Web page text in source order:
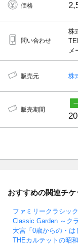
価格
問い合わせ
株
メ
販売元 株
販売期間
おすすめの関連チ
ファミリークラシッ
Classic Garden ～ク
大宮「0歳からの・は
THEカルテットの昭